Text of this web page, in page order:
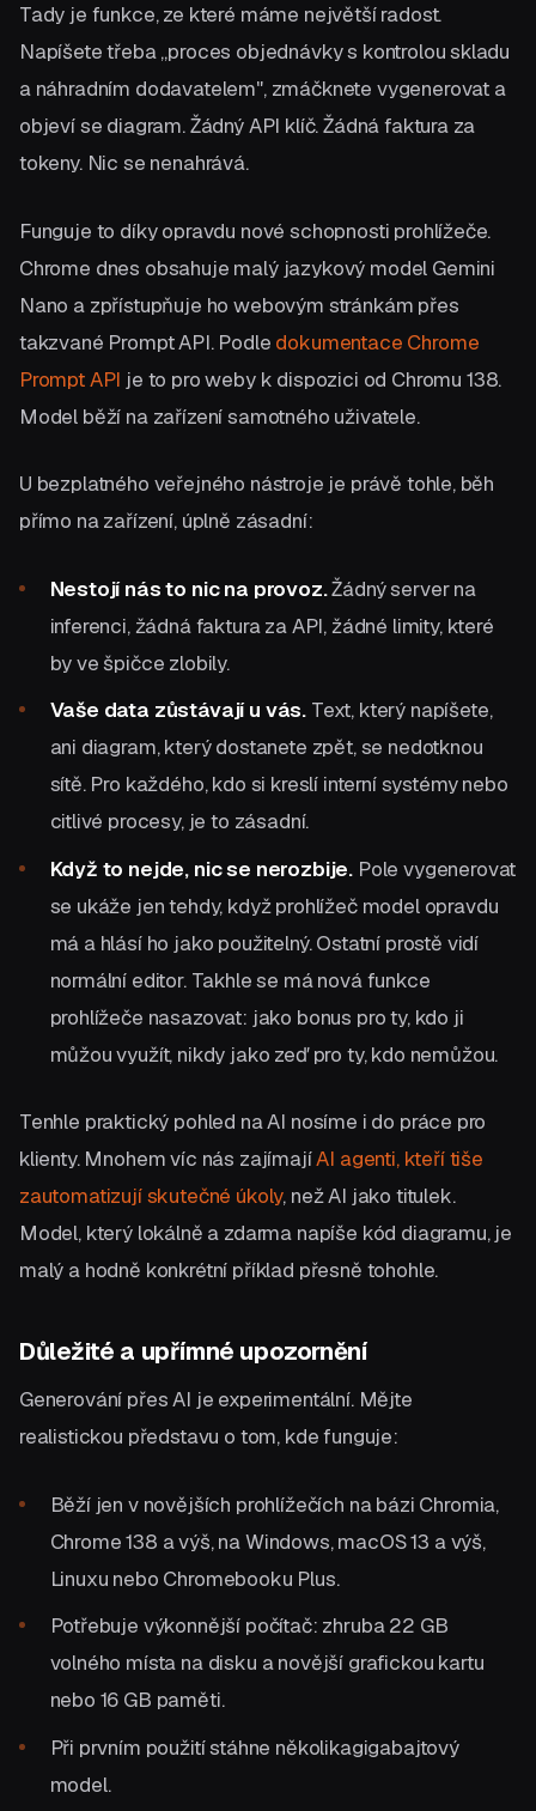
Tady je funkce, ze které máme největší radost.
Napíšete třeba „proces objednávky s kontrolou skladu
a náhradním dodavatelem", zmáčknete vygenerovat a
objeví se diagram. Žádný API klíč. Žádná faktura za
tokeny. Nic se nenahrává.
Funguje to díky opravdu nové schopnosti prohlížeče.
Chrome dnes obsahuje malý jazykový model Gemini
Nano a zpřístupňuje ho webovým stránkám přes
takzvané Prompt API. Podle dokumentace Chrome
Prompt API je to pro weby k dispozici od Chromu 138.
Model běží na zařízení samotného uživatele.
U bezplatného veřejného nástroje je právě tohle, běh
přímo na zařízení, úplně zásadní:
Nestojí nás to nic na provoz.Žádný server na
inferenci, žádná faktura za API, žádné limity, které
by ve špičce zlobily.
Vaše data zůstávají u vás. Text, který napíšete,
ani diagram, který dostanete zpět, se nedotknou
sítě. Pro každého, kdo si kreslí interní systémy nebo
citlivé procesy, je to zásadní.
Když to nejde, nic se nerozbije. Pole vygenerovat
se ukáže jen tehdy, když prohlížeč model opravdu
má a hlásí ho jako použitelný. Ostatní prostě vidí
normální editor. Takhle se má nová funkce
prohlížeče nasazovat: jako bonus pro ty, kdo ji
můžou využít, nikdy jako zeď pro ty, kdo nemůžou.
Tenhle praktický pohled na AI nosíme i do práce pro
klienty. Mnohem víc nás zajímajíAI agenti, kteří tiše
zautomatizují skutečné úkoly, než AI jako titulek.
Model, který lokálně a zdarma napíše kód diagramu, je
malý a hodně konkrétní příklad přesně tohohle.
Důležité a upřímné upozornění
Generování přes AI je experimentální. Mějte
realistickou představu o tom, kde funguje:
Běží jen v novějších prohlížečích na bázi Chromia,
Chrome 138 a výš, na Windows, macOS 13 a výš,
Linuxu nebo Chromebooku Plus.
Potřebuje výkonnější počítač: zhruba 22 GB
volného místa na disku a novější grafickou kartu
nebo 16 GB paměti.
Při prvním použití stáhne několikagigabajtový
model.